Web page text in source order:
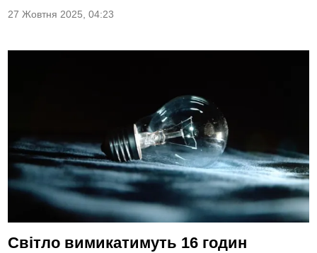
27 Жовтня 2025, 04:23
Світло вимикатимуть 16 годин